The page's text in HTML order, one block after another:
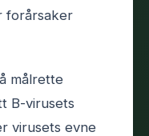
forårsaker
målrette
B-virusets
virusets evne